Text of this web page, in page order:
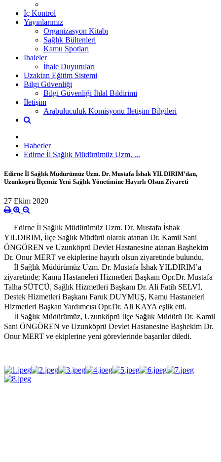
İç Kontrol
Yayınlarımız
Organizasyon Kitabı
Sağlık Bültenleri
Kamu Spotları
İhaleler
İhale Duyuruları
Uzaktan Eğitim Sistemi
Bilgi Güvenliği
Bilgi Güvenliği İhlal Bildirimi
İletişim
Arabuluculuk Komisyonu İletişim Bilgileri
Haberler
Edirne İl Sağlık Müdürümüz Uzm. ...
Edirne İl Sağlık Müdürümüz Uzm. Dr. Mustafa İshak YILDIRIM’dan,
Uzunköprü İlçemiz Yeni Sağlık Yönetimine Hayırlı Olsun Ziyareti
27 Ekim 2020
YILDIRIM, İlçe Sağlık Müdürü olarak atanan Dr. Kamil Sani
ÖNGÖREN ve Uzunköprü Devlet Hastanesine atanan Başhekim
Dr. Onur MERT ve ekiplerine hayırlı olsun ziyaretinde bulundu.
ziyaretinde; Kamu Hastaneleri Hizmetleri Başkanı Opr.Dr. Mustafa
Talha SÜTCÜ, Sağlık Hizmetleri Başkanı Dr. Ali Fatih SELVİ,
Destek Hizmetleri Başkanı Faruk DUYMUŞ, Kamu Hastaneleri
Hizmetleri Başkan Yardımcısı Opr.Dr. Ali KAYA eşlik etti.
Sani ÖNGÖREN ve Uzunköprü Devlet Hastanesine Başhekim Dr.
Onur MERT ve ekiplerine yeni görevlerinde başarılar diledi.